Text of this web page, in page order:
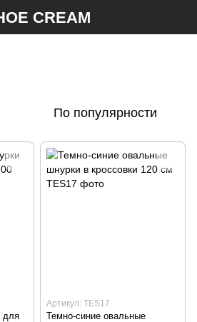
CREAM
По популярности
для
Артикул: TES17
Темно-синие овальные